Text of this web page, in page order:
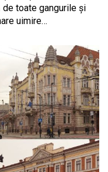
de toate gangurile și
uimire…